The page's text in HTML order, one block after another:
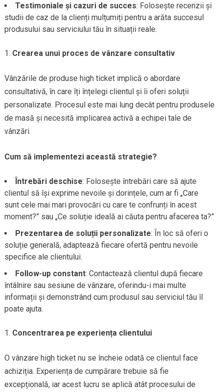
Testimoniale și cazuri de succes: Folosește recenzii și
studii de caz de la clienți mulțumiți pentru a arăta succesul
produsului sau serviciului tău în situații reale.
Crearea unui proces de vânzare consultativ
Vânzările de produse high ticket implică o abordare
consultativă, în care îți înțelegi clientul și îi oferi soluții
personalizate. Procesul este mai lung decât pentru produsele
de masă și necesită implicarea activă a echipei tale de
vânzări.
Cum să implementezi această strategie?
Întrebări deschise: Folosește întrebări care să ajute
clientul să își exprime nevoile și dorințele, cum ar fi „Care
sunt cele mai mari provocări cu care te confrunți în acest
moment?” sau „Ce soluție ideală ai căuta pentru afacerea ta?”
Prezentarea de soluții personalizate: În loc să oferi o
soluție generală, adaptează fiecare ofertă pentru nevoile
specifice ale clientului.
Follow-up constant: Contactează clientul după fiecare
întâlnire sau sesiune de vânzare, oferindu-i mai multe
informații și demonstrând cum produsul sau serviciul tău îl
poate ajuta.
Concentrarea pe experiența clientului
O vânzare high ticket nu se încheie odată ce clientul face
achiziția. Experiența de cumpărare trebuie să fie
excepțională, iar acest lucru se aplică atât procesului de